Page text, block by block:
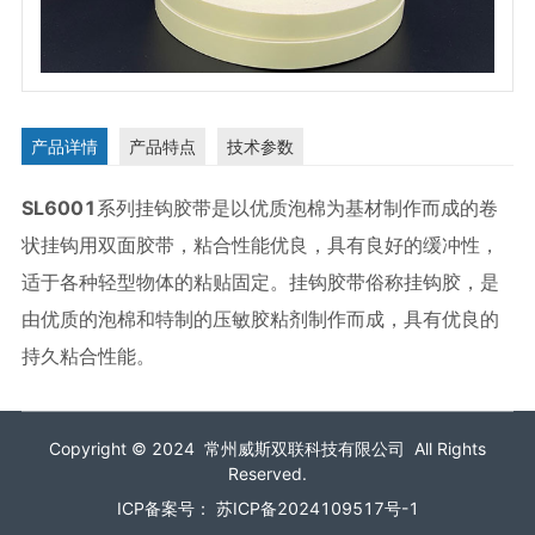
产品详情 产品特点 技术参数
SL6001 系列挂钩胶带是以优质泡棉为基材制作而成的卷
状挂钩用双面胶带，粘合性能优良，具有良好的缓冲性，
适于各种轻型物体的粘贴固定。挂钩胶带俗称挂钩胶，是
由优质的泡棉和特制的压敏胶粘剂制作而成，具有优良的
持久粘合性能。
Copyright © 2024 常州威斯双联科技有限公司 All Rights
Reserved.
ICP备案号： 苏ICP备2024109517号-1